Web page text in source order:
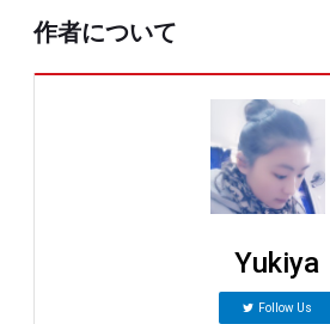
作者について
Yukiya
Follow Us